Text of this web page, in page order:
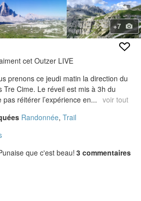
+7
cet Outzer LIVE
prenons ce jeudi matin la direction du
Tre Cime. Le réveil est mis à 3h du
pas réitérer l’expérience en... voir tout
Randonnée, Trail
que c'est beau! 3 commentaires